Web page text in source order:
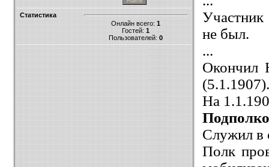
Статистика
Онлайн всего: 1
Гостей: 1
Пользователей: 0
не был.
...
Окончил
(5.1.1907).
На
Служил в
Полк